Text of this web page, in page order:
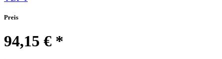
Preis
94,15 € *